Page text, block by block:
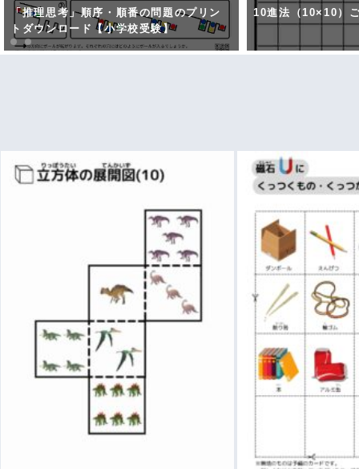
「推理思考」順序・順番の問題のプリン
トダウンロード【小学校受験】
10進法（10×10）